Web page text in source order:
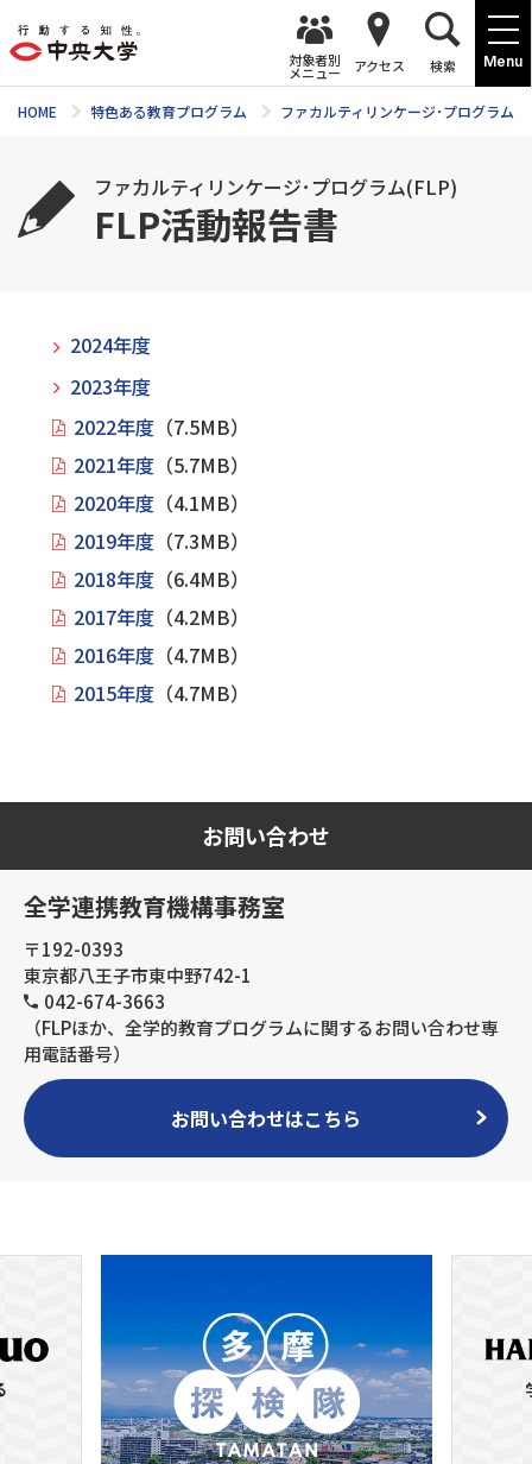
Menu
対象者別
メニュー アクセス 検索
HOME 特色ある教育プログラム ファカルティリンケージ･プログラム
ファカルティリンケージ･プログラム(FLP)
FLP活動報告書
2024年度
2023年度
2022年度（7.5MB）
2021年度（5.7MB）
2020年度（4.1MB）
2019年度（7.3MB）
2018年度（6.4MB）
2017年度（4.2MB）
2016年度（4.7MB）
2015年度（4.7MB）
お問い合わせ
全学連携教育機構事務室
〒192-0393
東京都八王子市東中野742-1
042-674-3663
（FLPほか、全学的教育プログラムに関するお問い合わせ専
用電話番号）
お問い合わせはこちら